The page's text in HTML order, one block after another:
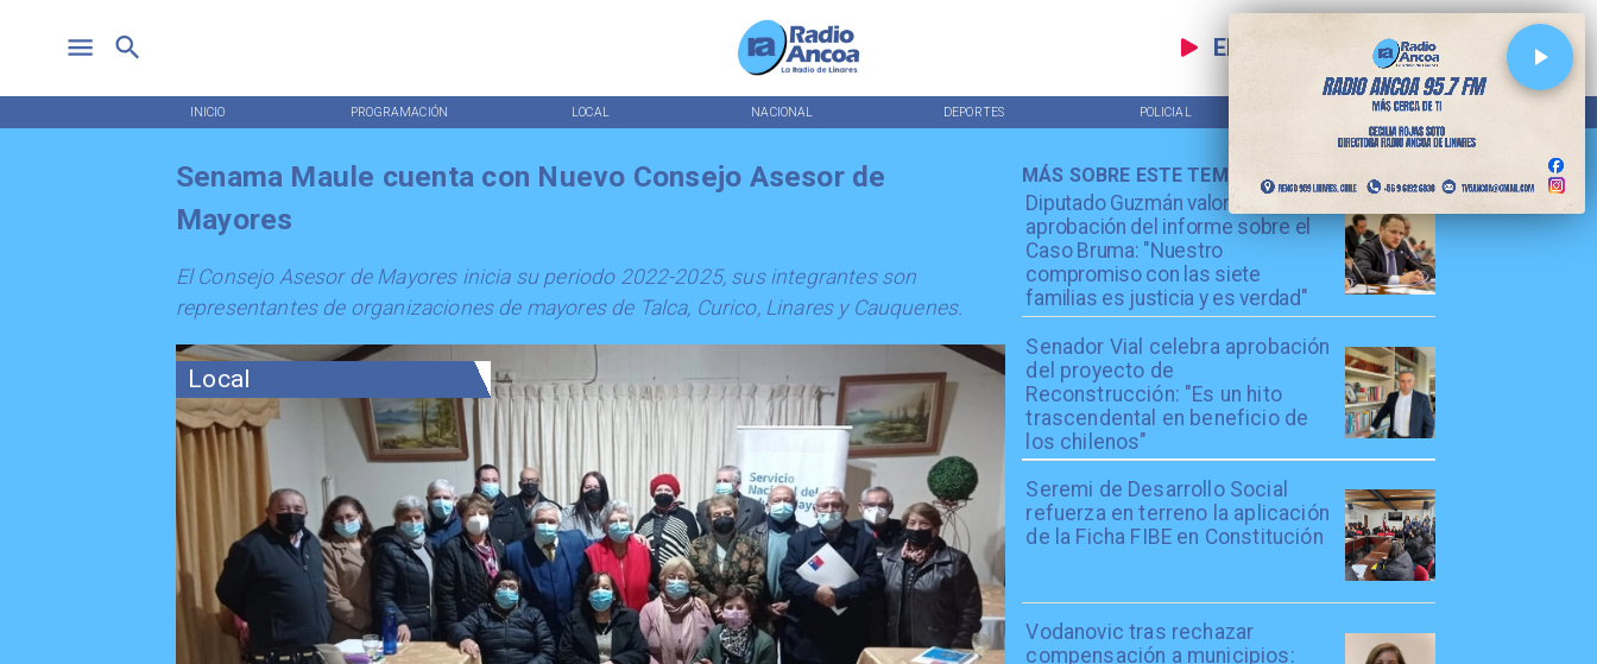
EN VIVO
INICIO PROGRAMACIÓN LOCAL NACIONAL DEPORTES POLICIAL TENDENCIAS
Local
Diputado Guzmán valora
aprobación del informe sobre el
Caso Bruma: "Nuestro
compromiso con las siete
familias es justicia y es verdad"
Senador Vial celebra aprobación
del proyecto de
Reconstrucción: "Es un hito
trascendental en beneficio de
los chilenos"
Seremi de Desarrollo Social
refuerza en terreno la aplicación
de la Ficha FIBE en Constitución
Vodanovic tras rechazar
compensación a municipios:
MÁS SOBRE ESTE TEMA
Senama Maule cuenta con Nuevo Consejo Asesor de
Mayores
El Consejo Asesor de Mayores inicia su periodo 2022-2025, sus integrantes son
representantes de organizaciones de mayores de Talca, Curico, Linares y Cauquenes.